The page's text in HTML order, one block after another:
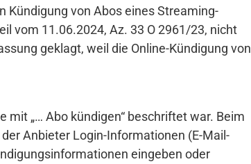
Kündigung von Abos eines Streaming-
vom 11.06.2024, Az. 33 O 2961/23, nicht
geklagt, weil die Online-Kündigung von
mit „… Abo kündigen“ beschriftet war. Beim
Anbieter Login-Informationen (E-Mail-
eingeben oder